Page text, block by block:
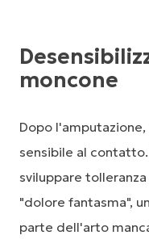
moncone
Dopo
sensibile al
sviluppare
"dolore fantasma",
parte dell'arto